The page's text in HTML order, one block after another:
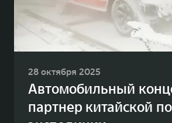
28 октября 2025
Автомобильный
партнер китайской